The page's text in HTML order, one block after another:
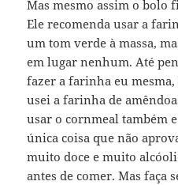
Mas mesmo assim o
Ele recomenda usar a
um tom verde à massa,
em lugar nenhum. Até
fazer a farinha eu
usei a farinha de
usar o cornmeal também
única coisa que não
muito doce e muito
antes de comer. Mas faça